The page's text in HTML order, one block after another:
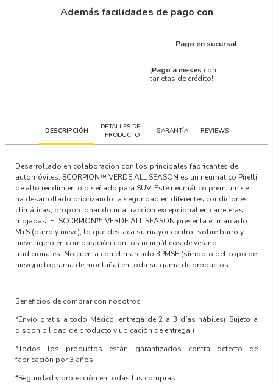
Además facilidades de pago con
Pago en sucursal
¡Pago a meses con
tarjetas de crédito!
DESCRIPCIÓN
DETALLES DEL
PRODUCTO
GARANTÍA REVIEWS
Desarrollado en colaboración con los principales fabricantes de
automóviles, SCORPION™ VERDE ALL SEASON es un neumático Pirelli
de alto rendimiento diseñado para SUV. Este neumático premium se
ha desarrollado priorizando la seguridad en diferentes condiciones
climáticas, proporcionando una tracción excepcional en carreteras
mojadas. El SCORPION™ VERDE ALL SEASON presenta el marcado
M+S (barro y nieve), lo que destaca su mayor control sobre barro y
nieve ligero en comparación con los neumáticos de verano
tradicionales. No cuenta con el marcado 3PMSF (símbolo del copo de
nieve/pictograma de montaña) en toda su gama de productos.
Beneficios de comprar con nosotros
*Envío gratis a todo México, entrega de 2 a 3 días hábiles( Sujeto a
disponibilidad de producto y ubicación de entrega )
*Todos los productos están garantizados contra defecto de
fabricación por 3 años
*Seguridad y protección en todas tus compras